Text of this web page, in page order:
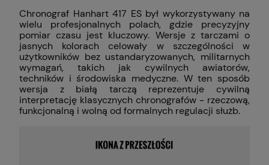
Chronograf Hanhart 417 ES był wykorzystywany na
wielu profesjonalnych polach, gdzie precyzyjny
pomiar czasu jest kluczowy. Wersje z tarczami o
jasnych kolorach celowały w szczególności w
użytkowników bez ustandaryzowanych, militarnych
wymagań, takich jak cywilnych awiatorów,
techników i środowiska medyczne. W ten sposób
wersja z białą tarczą reprezentuje cywilną
interpretację klasycznych chronografów - rzeczową,
funkcjonalną i wolną od formalnych regulacji służb.